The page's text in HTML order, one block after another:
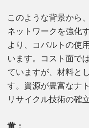
このような背景から
ネットワークを強化
より、コバルトの使
います。コスト面で
ていますが、材料と
す。資源が豊富なナ
リサイクル技術の確
黄：